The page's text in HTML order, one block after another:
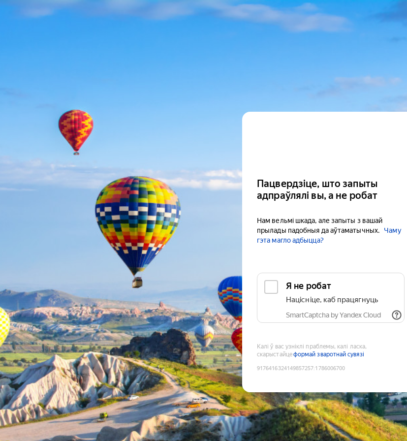
Пацвердзіце, што запыты
адпраўлялі вы, а не робат
Нам вельмі шкада, але запыты з вашай
прылады падобныя да аўтаматычных.
Чаму
гэта магло адбыцца?
Я не робат
Націсніце, каб працягнуць
SmartCaptcha by Yandex Cloud
Калі ў вас узніклі праблемы, калі ласка,
скарыстайцеформай зваротнай сувязі
9176416324149857257:1786006700